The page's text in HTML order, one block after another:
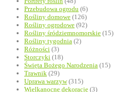
Przebudowa ogrodu (6)
Rośliny domowe (126)
Rośliny ogrodowe (92)
Rośliny śródziemnomorskie (15)
Rośliny tygodnia (2)
Różności (3)
Storczyki (18)
Święta Bożego Narodzenia (15)
Trawnik (29)
Uprawa warzyw(315)
Wielkanocne dekoracje (3)